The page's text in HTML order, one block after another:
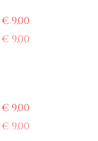
€ 9,00
€ 9,00
€ 9,00
€ 9,00